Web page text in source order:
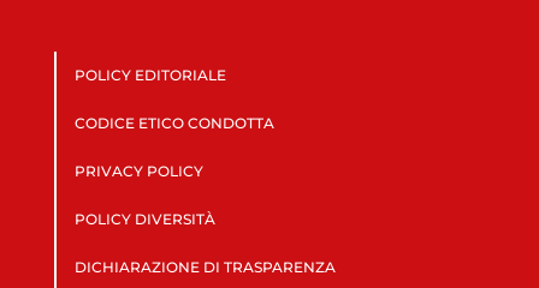
POLICY EDITORIALE
CODICE ETICO CONDOTTA
PRIVACY POLICY
POLICY DIVERSITÀ
DICHIARAZIONE DI TRASPARENZA